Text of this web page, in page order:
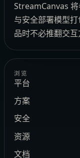
StreamCanvas
与安全部署模型
品时不必推翻交互
浏览
平台
方案
安全
资源
文档